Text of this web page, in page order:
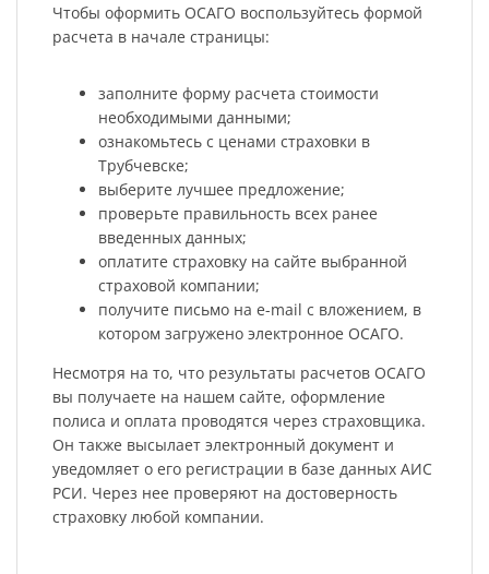
Чтобы оформить ОСАГО воспользуйтесь формой
расчета в начале страницы:
заполните форму расчета стоимости
необходимыми данными;
ознакомьтесь с ценами страховки в
Трубчевске;
выберите лучшее предложение;
проверьте правильность всех ранее
введенных данных;
оплатите страховку на сайте выбранной
страховой компании;
получите письмо на e-mail с вложением, в
котором загружено электронное ОСАГО.
Несмотря на то, что результаты расчетов ОСАГО
вы получаете на нашем сайте, оформление
полиса и оплата проводятся через страховщика.
Он также высылает электронный документ и
уведомляет о его регистрации в базе данных АИС
РСИ. Через нее проверяют на достоверность
страховку любой компании.